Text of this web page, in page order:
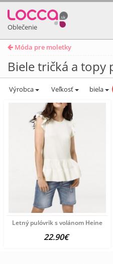
Oblečenie
Móda pre moletky
Biele tričká a topy
Výrobca Veľkosť biela
Letný pulóvrik s volánom Heine
22.90€